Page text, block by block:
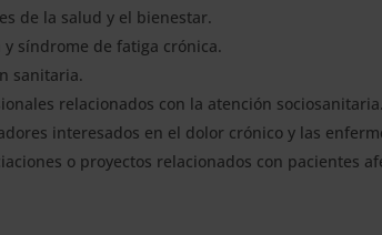
de la salud y el bienestar.
síndrome de fatiga crónica.
sanitaria.
relacionados con la atención sociosanitaria.
interesados en el dolor crónico y las
o proyectos relacionados con pacientes